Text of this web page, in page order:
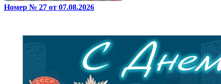
Номер № 27 от 07.08.2026